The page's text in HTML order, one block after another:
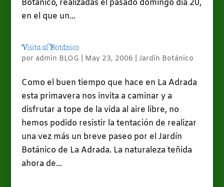
Botánico, realizadas el pasado domingo día 20,
en el que un...
Visita al Botánico
por admin BLOG May 23, 2006 Jardín Botánico
Como el buen tiempo que hace en La Adrada
esta primavera nos invita a caminar y a
disfrutar a tope de la vida al aire libre, no
hemos podido resistir la tentación de realizar
una vez más un breve paseo por el Jardín
Botánico de La Adrada. La naturaleza teñida
ahora de...